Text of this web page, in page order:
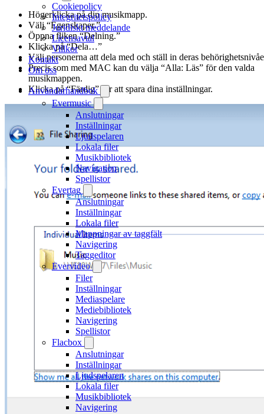
Cookiepolicy
Integritetspolicy
Juridiskt meddelande
Licensavtal
Villkor
Kontakt
Om oss
Användarhandbok
Evermusic
Anslutningar
Inställningar
Ljudspelaren
Lokala filer
Musikbibliotek
Navigation
Spellistor
Evertag
Anslutningar
Inställningar
Lokala filer
Mappningar av taggfält
Navigering
Taggeditor
Evervideo
Filer
Inställningar
Mediaspelare
Mediebibliotek
Navigering
Spellistor
Flacbox
Anslutningar
Inställningar
Ljudspelaren
Lokala filer
Musikbibliotek
Navigering
Högerklicka på din musikmapp.
Välj “Egenskaper.”
Öppna fliken “Delning.”
Klicka på “Dela…”
Välj personerna att dela med och ställ in deras
Precis som med MAC kan du välja “Alla: Läs” för den valda
musikmappen.
Klicka på “Färdig” för att spara dina inställningar.